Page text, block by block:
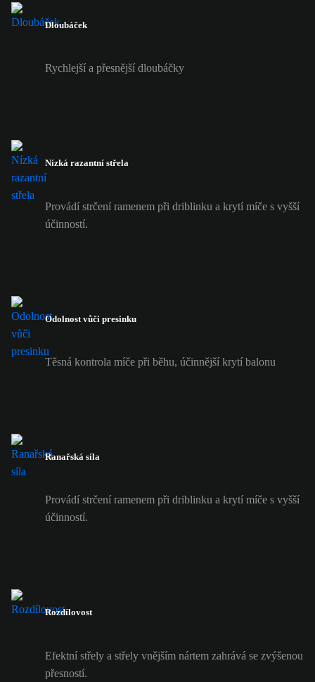
Dloubáček
Rychlejší a přesnější dloubáčky
Nízká razantní střela
Provádí strčení ramenem při driblinku a krytí míče s vyšší
účinností.
Odolnost vůči presinku
Těsná kontrola míče při běhu, účinnější krytí balonu
Ranařská síla
Provádí strčení ramenem při driblinku a krytí míče s vyšší
účinností.
Rozdílovost
Efektní střely a střely vnějším nártem zahrává se zvýšenou
přesností.